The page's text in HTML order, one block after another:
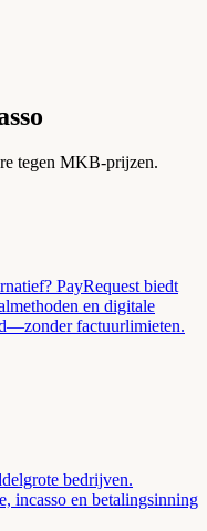
tegen MKB-prijzen.
PayRequest biedt
en digitale
factuurlimieten.
bedrijven.
incasso en betalingsinning